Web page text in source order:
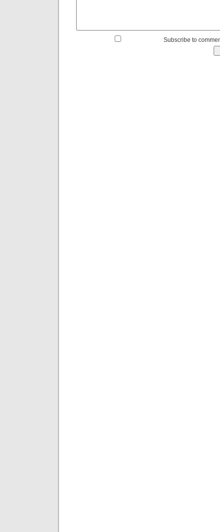
Subscribe to